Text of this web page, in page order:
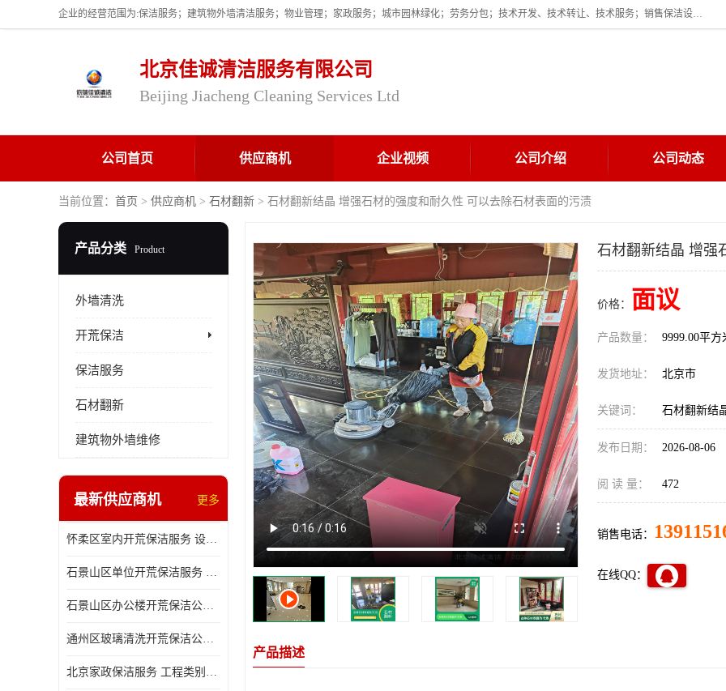
企业的经营范围为:保洁服务；建筑物外墙清洁服务；物业管理；家政服务；城市园林绿化；劳务分包；技术开发、技术转让、技术服务；销售保洁设备、卫生用品、化工产品（不含危险化学品及一类易制毒化学品）、日用品、办公设备、建筑材料、装饰材料；图文设计；清洁服务（不含餐具消毒）；中央空调维修；工程设计；施工总承包；专业承包。
北京佳诚清洁服务有限公司
Beijing Jiacheng Cleaning Services Ltd
公司首页 供应商机 企业视频 公司介绍 公司动态
当前位置： 首页 > 供应商机 > 石材翻新 > 石材翻新结晶 增强石材的强度和耐久性 可以去除石材表面的污渍
产品分类 Product
外墙清洗
开荒保洁
保洁服务
石材翻新
建筑物外墙维修
最新供应商机 更多
怀柔区室内开荒保洁服务 设备多样 减轻日后打理工作
石景山区单位开荒保洁服务 省心省力 便于人员尽快入住
石景山区办公楼开荒保洁公司 设备多样 清洁知识全面
通州区玻璃清洗开荒保洁公司电话 省心省力 有效消除隐患
北京家政保洁服务 工程类别多 有效消除隐患
石材翻新结晶 增强
价格： 面议
产品数量： 9999.00平方
发货地址： 北京市
关键词： 石材翻新结
发布日期： 2026-08-06
阅 读 量： 472
销售电话：
在线QQ：
产品描述